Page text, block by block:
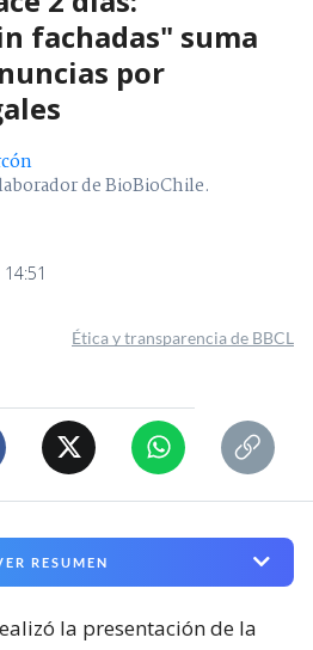
fachadas" suma
por
de BioBioChile.
Ética y transparencia de BBCL
RESUMEN
la presentación de la